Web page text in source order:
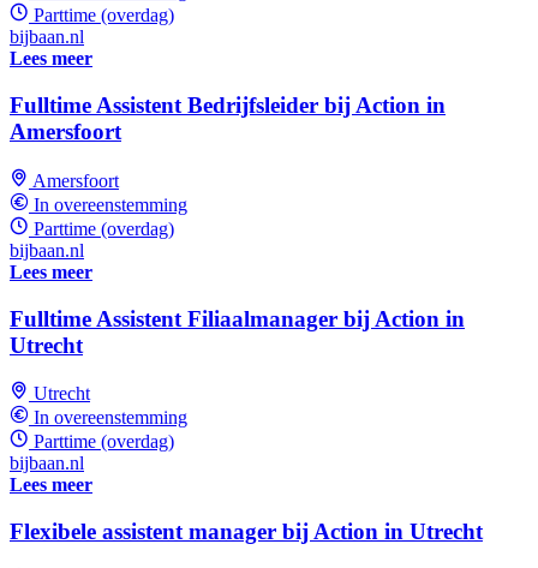
Parttime (overdag)
bijbaan.nl
Lees meer
Fulltime Assistent Bedrijfsleider bij Action in
Amersfoort
Amersfoort
In overeenstemming
Parttime (overdag)
bijbaan.nl
Lees meer
Fulltime Assistent Filiaalmanager bij Action in
Utrecht
Utrecht
In overeenstemming
Parttime (overdag)
bijbaan.nl
Lees meer
Flexibele assistent manager bij Action in Utrecht